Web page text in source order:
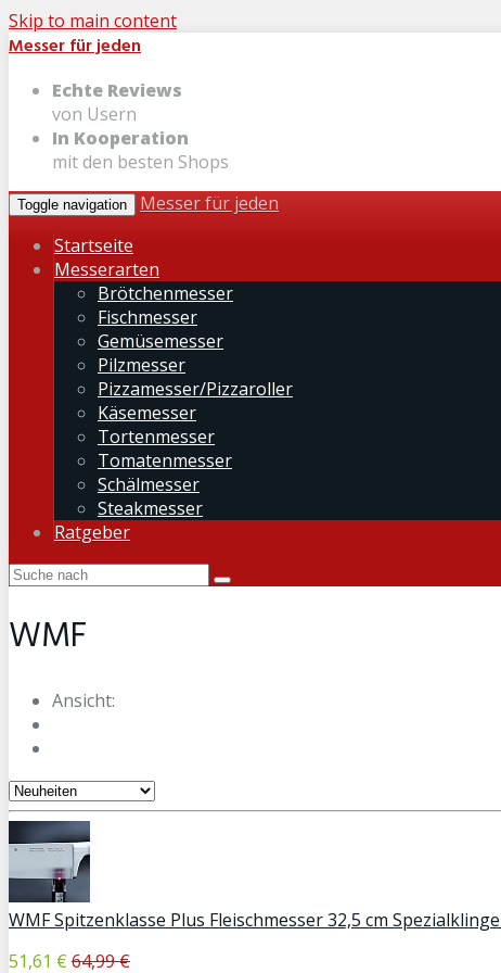
Skip to main content
Messer für jeden
Echte Reviews
von Usern
In Kooperation
mit den besten Shops
Toggle navigation
Messer für jeden
Startseite
Messerarten
Brötchenmesser
Fischmesser
Gemüsemesser
Pilzmesser
Pizzamesser/Pizzaroller
Käsemesser
Tortenmesser
Tomatenmesser
Schälmesser
Steakmesser
Ratgeber
WMF
Ansicht:
WMF Spitzenklasse Plus Fleischmesser 32,5 cm
51,61 € 64,99 €